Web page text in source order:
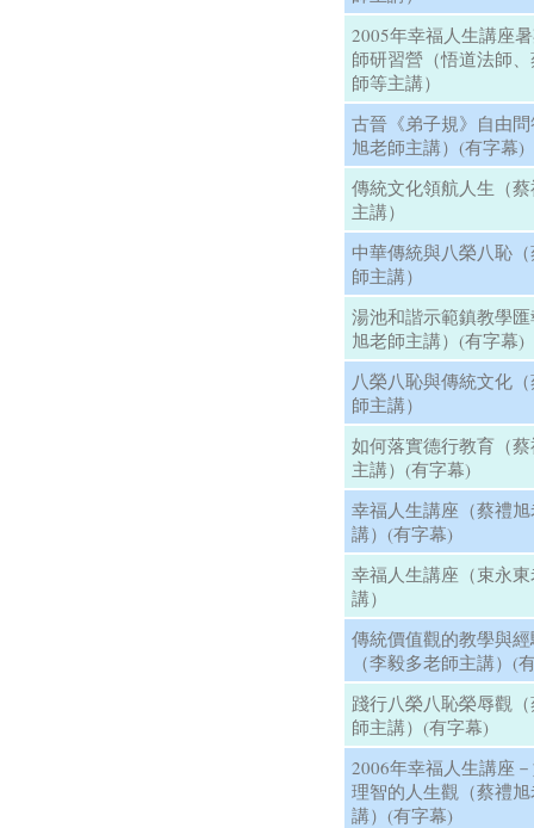
2005年幸福人生講座
師研習營（悟道法師
師等主講）
古晉《弟子規》自由
旭老師主講）(有字幕)
傳統文化領航人生（
主講）
中華傳統與八榮八恥
師主講）
湯池和諧示範鎮教學
旭老師主講）(有字幕)
八榮八恥與傳統文化
師主講）
如何落實德行教育（
主講）(有字幕)
幸福人生講座（蔡禮
講）(有字幕)
幸福人生講座（束永
講）
傳統價值觀的教學與
（李毅多老師主講）(
踐行八榮八恥榮辱觀
師主講）(有字幕)
2006年幸福人生講座
理智的人生觀（蔡禮
講）(有字幕)